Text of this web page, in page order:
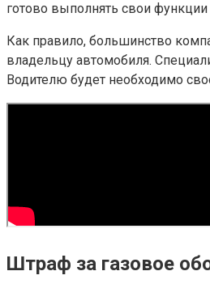
готово выполнять свои
Как правило, большинство
владельцу автомобиля.
Водителю будет необходимо
Штраф за газовое